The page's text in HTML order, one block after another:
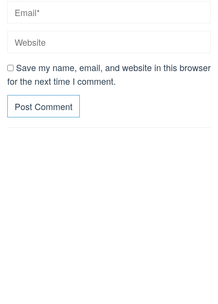
Save my name, email, and website in this browser
for the next time I comment.